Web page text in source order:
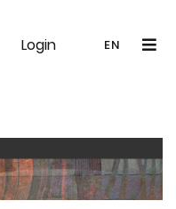
Login EN
Noutăți